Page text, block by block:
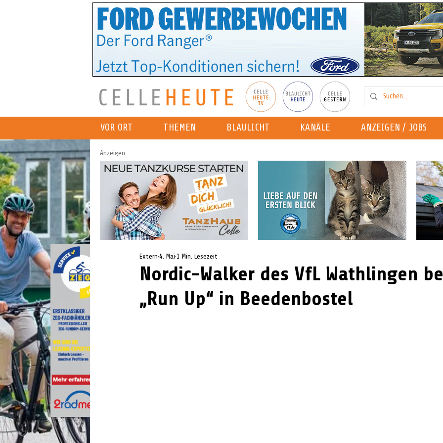
VOR ORT THEMEN BLAULICHT KANÄLE ANZEIGEN / JOBS
Anzeigen
Nordic-Walker des VfL Wathlingen
„Run Up“ in Beedenbostel
Extern 4. Mai 1 Min. Lesezeit